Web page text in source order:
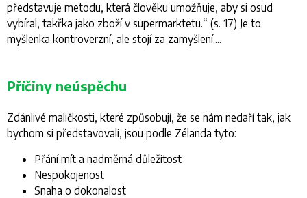
představuje metodu, která člověku umožňuje, aby si osud
vybíral, takřka jako zboží v supermarktetu.“ (s. 17) Je to
myšlenka kontroverzní, ale stojí za zamyšlení....
Příčiny neúspěchu
Zdánlivé maličkosti, které způsobují, že se nám nedaří tak, jak
bychom si představovali, jsou podle Zélanda tyto:
Přánímít a nadměrná důležitost
Nespokojenost
Snaha o dokonalost